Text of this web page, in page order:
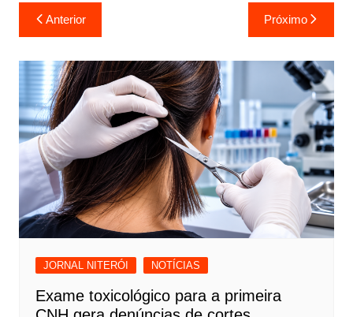
Navegação
de
Post
Anterior Próximo
JORNAL NITERÓI NOTÍCIAS
Exame toxicológico para a primeira